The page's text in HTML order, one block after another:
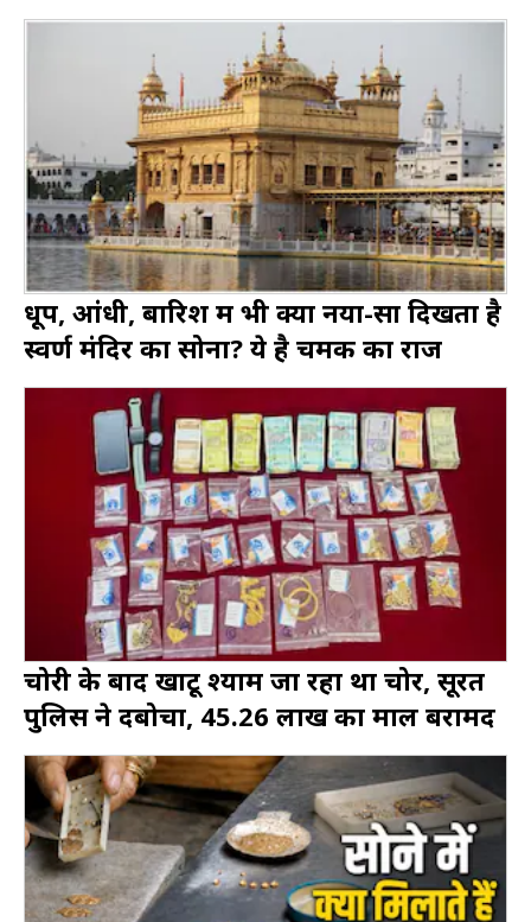
धूप, आंधी, बारिश में भी क्यों नया-सा दिखता है
स्वर्ण मंदिर का सोना? ये है चमक का राज
चोरी के बाद खाटू श्याम जा रहा था चोर, सूरत
पुलिस ने दबोचा, 45.26 लाख का माल बरामद